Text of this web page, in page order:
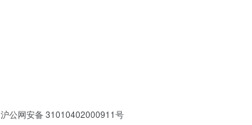
沪公网安备 31010402000911号